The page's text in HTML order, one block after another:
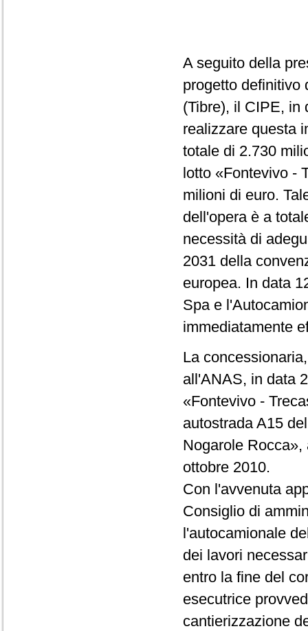
A seguito della
progetto definitivo
(Tibre), il CIPE, in
realizzare questa
totale di 2.730
lotto «Fontevivo -
milioni di euro.
dell'opera è a
necessità di
2031 della
europea. In data
Spa e
immediatamente
La
all'ANAS, in data
«Fontevivo -
autostrada A15
Nogarole
ottobre 2010.
Con l'avvenuta
Consiglio di
l'autocamionale
dei lavori
entro la fine del
esecutrice
cantierizzazione